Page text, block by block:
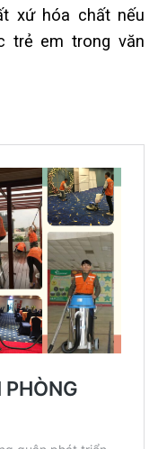
xứ hóa chất nếu
trẻ em trong văn